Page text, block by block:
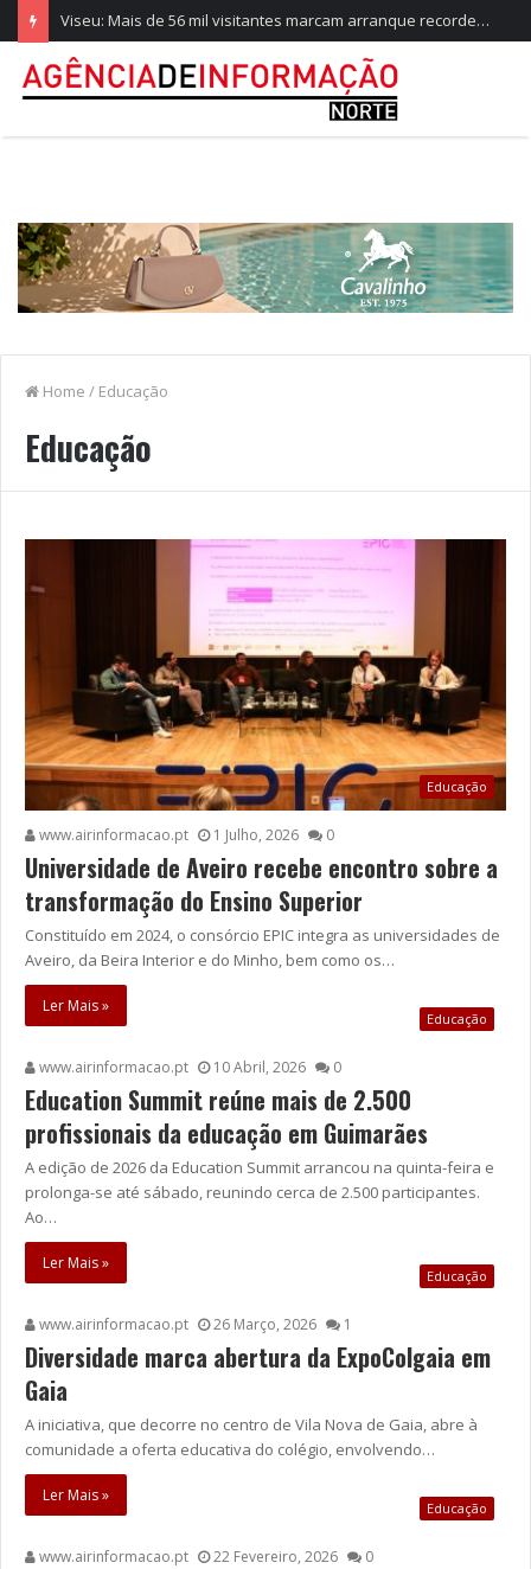
Viseu: Mais de 56 mil visitantes marcam arranque recorde da Feira de São Mateus
Home / Educação
Educação
Educação
www.airinformacao.pt 1 Julho, 2026 0
Universidade de Aveiro recebe encontro sobre a
transformação do Ensino Superior
Constituído em 2024, o consórcio EPIC integra as universidades de
Aveiro, da Beira Interior e do Minho, bem como os…
Ler Mais »
Educação
www.airinformacao.pt 10 Abril, 2026 0
Education Summit reúne mais de 2.500
profissionais da educação em Guimarães
A edição de 2026 da Education Summit arrancou na quinta-feira e
prolonga-se até sábado, reunindo cerca de 2.500 participantes.
Ao…
Ler Mais »
Educação
www.airinformacao.pt 26 Março, 2026 1
Diversidade marca abertura da ExpoColgaia em
Gaia
A iniciativa, que decorre no centro de Vila Nova de Gaia, abre à
comunidade a oferta educativa do colégio, envolvendo…
Ler Mais »
Educação
www.airinformacao.pt 22 Fevereiro, 2026 0